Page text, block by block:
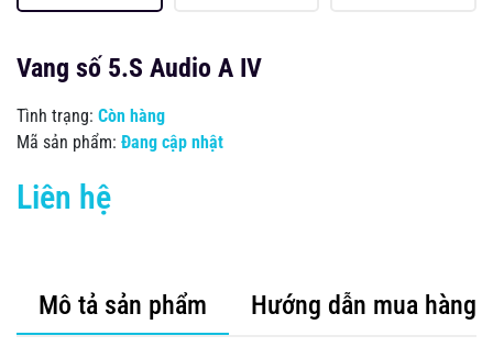
Vang số 5.S Audio A IV
Tình trạng: Còn hàng
Mã sản phẩm: Đang cập nhật
Liên hệ
Mô tả sản phẩm Hướng dẫn mua hàng